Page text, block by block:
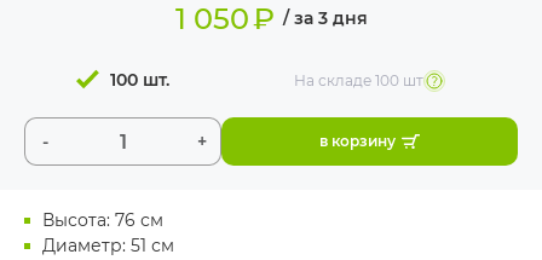
Высота: 76 см
Диаметр: 51 см
1 050₽ / за 3 дня
- +
100 шт. На складе100 шт
в корзину